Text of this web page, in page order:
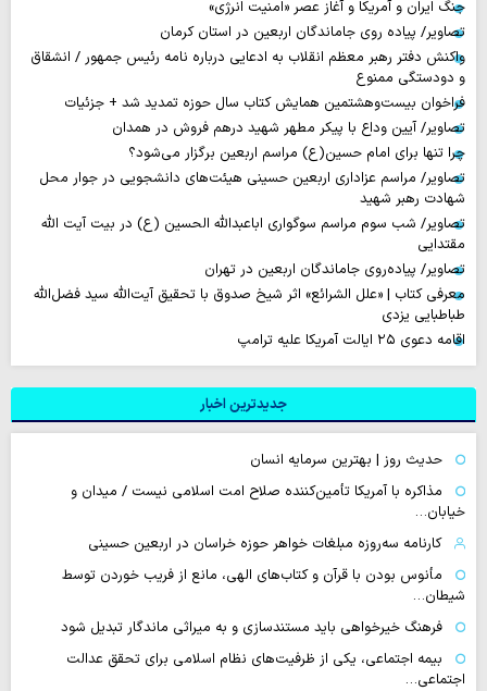
جنگ ایران و آمریکا و آغاز عصر «امنیت انرژی»
تصاویر/ پیاده روی جاماندگان اربعین در استان کرمان
واکنش دفتر رهبر معظم انقلاب به ادعایی درباره نامه رئیس جمهور / انشقاق
و دودستگی ممنوع
فراخوان بیست‌وهشتمین همایش کتاب سال حوزه تمدید شد + جزئیات
تصاویر/ آیین وداع با پیکر مطهر شهید درهم فروش در همدان
چرا تنها برای امام حسین(ع) مراسم اربعین برگزار می‌شود؟
تصاویر/ مراسم عزاداری اربعین حسینی هیئت‌های دانشجویی در جوار محل
شهادت رهبر شهید
تصاویر/ شب سوم مراسم سوگواری اباعبدالله الحسین (ع) در بیت آیت الله
مقتدایی
تصاویر/ پیاده‌روی جاماندگان اربعین در تهران
معرفی کتاب | «علل الشرائع» اثر شیخ صدوق با تحقیق آیت‌الله سید فضل‌الله
طباطبایی یزدی
اقامه دعوی ۲۵ ایالت آمریکا علیه ترامپ
جدیدترین اخبار
حدیث روز | بهترین سرمایه انسان
مذاکره با آمریکا تأمین‌کننده صلاح امت اسلامی نیست / میدان و
خیابان…
کارنامه سه‌روزه مبلغات خواهر حوزه خراسان در اربعین حسینی
مأنوس بودن با قرآن و کتاب‌های الهی، مانع از فریب خوردن توسط
شیطان…
فرهنگ خیرخواهی باید مستندسازی و به میراثی ماندگار تبدیل شود
بیمه اجتماعی، یکی از ظرفیت‌های نظام اسلامی برای تحقق عدالت
اجتماعی…